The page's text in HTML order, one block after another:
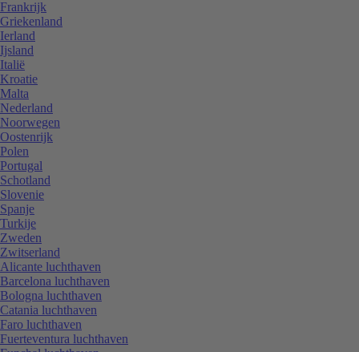
Frankrijk
Griekenland
Ierland
Ijsland
Italië
Kroatie
Malta
Nederland
Noorwegen
Oostenrijk
Polen
Portugal
Schotland
Slovenie
Spanje
Turkije
Zweden
Zwitserland
Alicante luchthaven
Barcelona luchthaven
Bologna luchthaven
Catania luchthaven
Faro luchthaven
Fuerteventura luchthaven